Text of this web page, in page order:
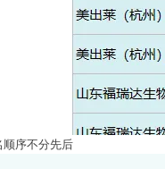
序不分先后